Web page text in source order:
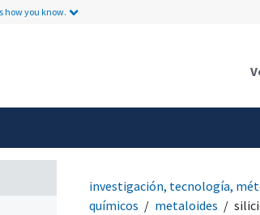
how you know.
investigación, tecnología,
químicos
metaloides